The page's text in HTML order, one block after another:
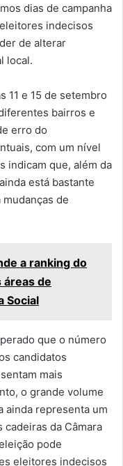
dias de campanha
indecisos
de alterar
local.
11 e 15 de setembro
bairros e
erro do
com um nível
indicam que, além da
está bastante
de
a ranking do
áreas de
Social
que o número
candidatos
mais
o grande volume
ainda representa um
da Câmara
pode
eleitores indecisos